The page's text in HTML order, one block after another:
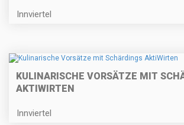
Innviertel
KULINARISCHE VORSÄTZE MIT
AKTIWIRTEN
Innviertel